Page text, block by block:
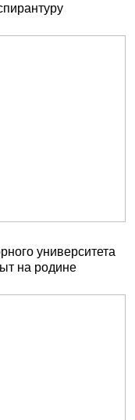
университета
на родине